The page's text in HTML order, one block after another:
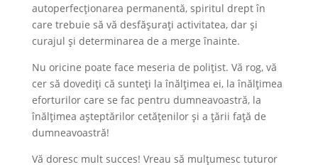
autoperfecționarea permanentă, spiritul drept în
care trebuie să vă desfășurați activitatea, dar și
curajul și determinarea de a merge înainte.
Nu oricine poate face meseria de polițist. Vă rog, vă
cer să dovediți că sunteți la înălțimea ei, la înălțimea
eforturilor care se fac pentru dumneavoastră, la
înălțimea așteptărilor cetățenilor și a țării față de
dumneavoastră!
Vă doresc mult succes! Vreau să mulțumesc tuturor